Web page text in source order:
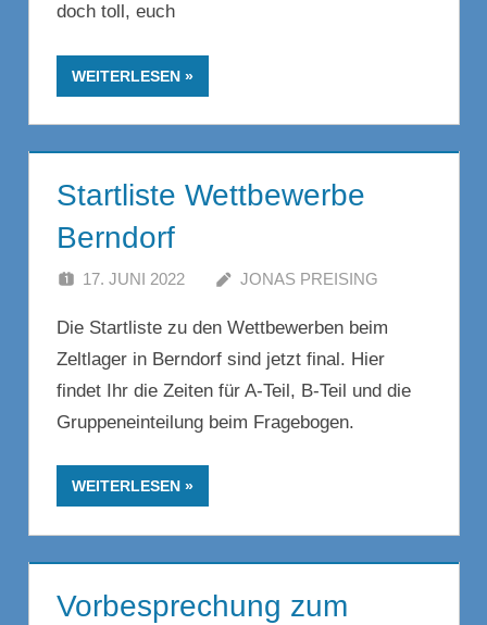
doch toll, euch
WEITERLESEN
Startliste Wettbewerbe
Berndorf
17. JUNI 2022
JONAS PREISING
Die Startliste zu den Wettbewerben beim
Zeltlager in Berndorf sind jetzt final. Hier
findet Ihr die Zeiten für A-Teil, B-Teil und die
Gruppeneinteilung beim Fragebogen.
WEITERLESEN
Vorbesprechung zum